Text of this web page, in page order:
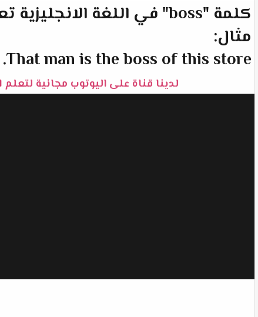
كلمة "boss" في اللغة الانجليزية تعني "رئيس".
مثال:
That man is the boss of this store.
لدينا قناة على اليوتوب مجانية لتعلم